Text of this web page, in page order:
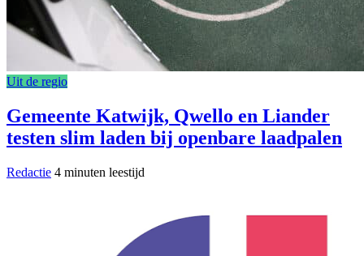
Uit de regio
Gemeente Katwijk, Qwello en Liander
testen slim laden bij openbare laadpalen
Redactie 4 minuten leestijd